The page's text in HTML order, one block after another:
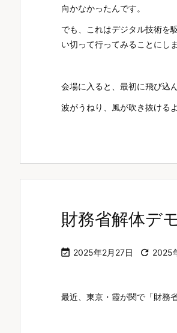
向かなかったんです。
でも、これはデジタル技術を
い切って行ってみることにしま
会場に入ると、最初に飛び込
波がうねり、風が吹き抜ける
財務省解体デ
 2025年2月27日  2025
最近、東京・霞が関で「財務